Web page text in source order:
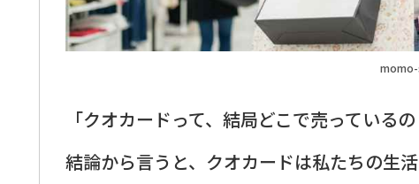
「クオカードって、結局どこで売っている
結論から言うと、クオカードは私たちの生